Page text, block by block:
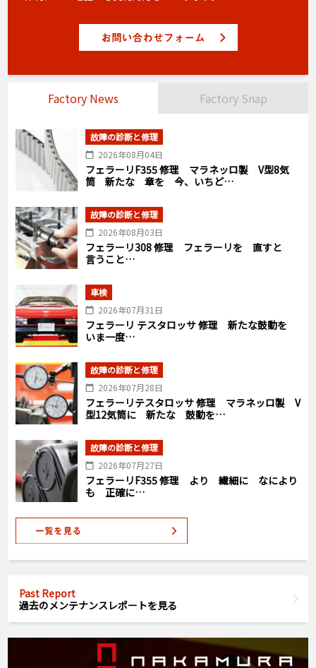
Factory News Factory Snap
故障の診断と修理
2026年08月04日
フェラーリF355 修理 マラネッロ製 V型8気
筒 新たな 章を 今、いちど…
故障の診断と修理
2026年08月03日
フェラーリ308 修理 フェラーリを 直すと
言うこと…
車検
2026年07月31日
フェラーリ テスタロッサ 修理 新たな鼓動を
いま一度…
故障の診断と修理
2026年07月28日
フェラーリテスタロッサ 修理 マラネッロ製 V
型12気筒に 新たな 鼓動を…
故障の診断と修理
2026年07月27日
フェラーリF355 修理 より 繊細に なにより
も 正確に…
Past Report
過去のメンテナンスレポートを見る